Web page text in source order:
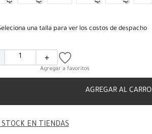
una talla para ver los costos de despacho
＋
AGREGAR AL CARRO
STOCK EN TIENDAS